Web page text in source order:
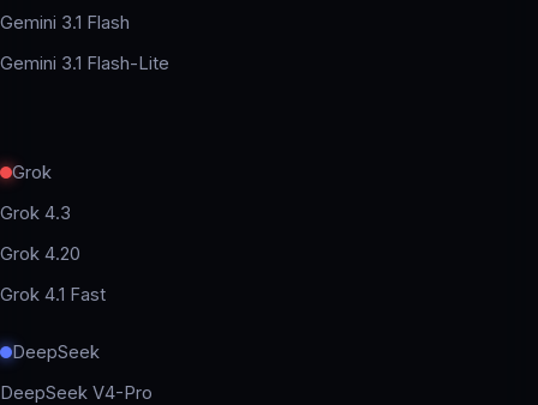
Gemini 3.1 Flash
Gemini 3.1 Flash-Lite
Grok
Grok 4.3
Grok 4.20
Grok 4.1 Fast
DeepSeek
DeepSeek V4-Pro